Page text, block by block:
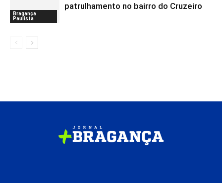
Bragança
Paulista
patrulhamento no bairro do Cruzeiro